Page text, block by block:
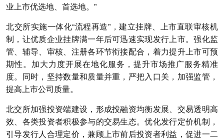
业上市优选地、首选地。”
北交所实施一体化“流程再造”，建立挂牌、上市直联审核机
制，让优质企业挂牌满一年后可迅速实现发行上市。强化监
管、辅导、审核、注册各环节衔接配合，着力提升上市可预
期性。加大力度开展在地化服务，提升市场推广服务精准
度。同时，坚持数量和质量并重，严把入口关，加强监管，
提高上市公司质量。
北交所加强投资端建设，形成投融资均衡发展、交易透明高
效、各类投资者积极参与的交易生态。优化发行定价机制，
引导发行人合理定价，兼顾上市前后投资者利益，促进一二